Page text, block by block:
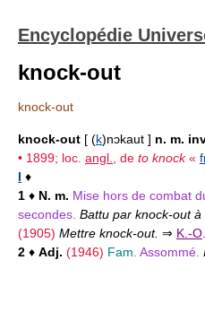
Encyclopédie
knock-out
knock-out
knock-out [ (k)nɔkaut ] n. m.
• 1899; loc. angl. , de to knock«
I ♦
1 ♦ N. m. Mise hors de combat
secondes. Battu par knock-out à
(1905) Mettre knock-out. ⇒ K.-O
2 ♦ Adj. (1946) Fam. Assommé.